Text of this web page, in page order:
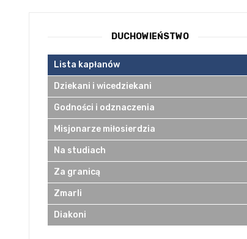
DUCHOWIEŃSTWO
Lista kapłanów
Dziekani i wicedziekani
Godności i odznaczenia
Misjonarze miłosierdzia
Na studiach
Za granicą
Zmarli
Diakoni